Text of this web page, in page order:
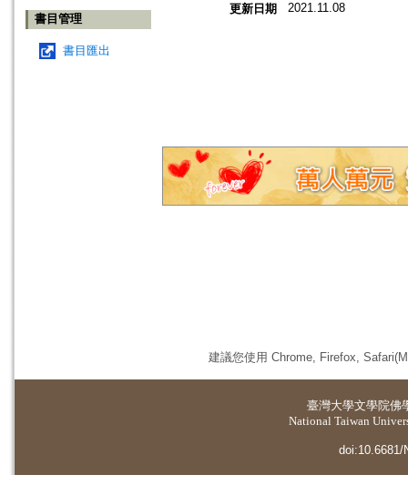
書目管理
書目匯出
更新日期 2021.11.08
建議您使用 Chrome, Firefox,
臺灣大學文學院佛
National Taiwan
doi:10.6681/